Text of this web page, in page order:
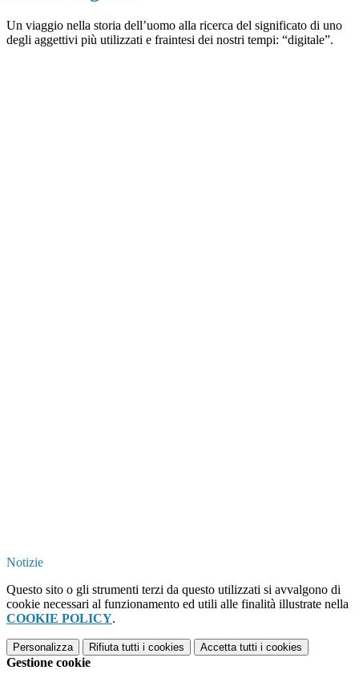
Un viaggio nella storia dell’uomo alla ricerca del significato di uno
degli aggettivi più utilizzati e fraintesi dei nostri tempi: “digitale”.
Notizie
Questo sito o gli strumenti terzi da questo utilizzati si avvalgono di
cookie necessari al funzionamento ed utili alle finalità illustrate nella
COOKIE POLICY.
Personalizza Rifiuta tutti i cookies Accetta tutti i cookies
Gestione cookie